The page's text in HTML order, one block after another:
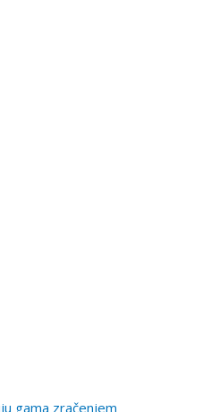
gama zračenjem